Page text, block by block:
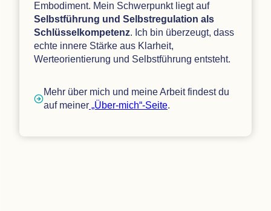
Embodiment. Mein Schwerpunkt liegt auf
Selbstführung und Selbstregulation als
Schlüsselkompetenz. Ich bin überzeugt, dass
echte innere Stärke aus Klarheit,
Werteorientierung und Selbstführung entsteht.
Mehr über mich und meine Arbeit findest du
auf meiner „Über-mich“-Seite.